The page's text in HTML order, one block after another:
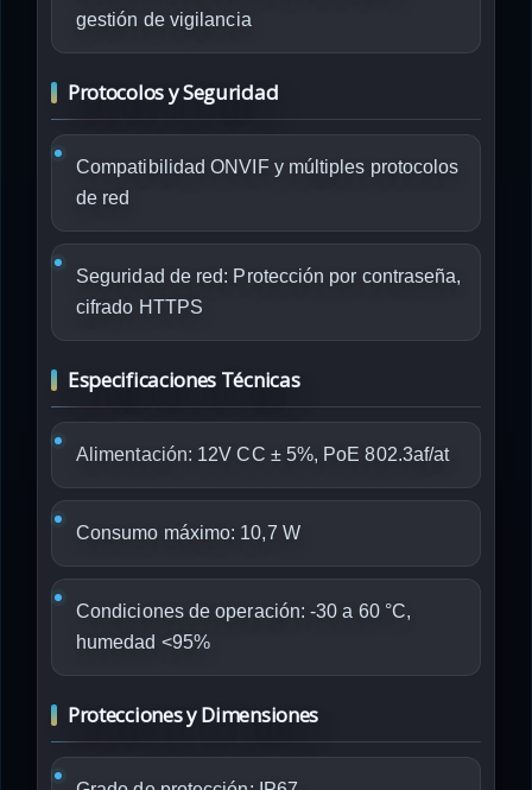
gestión de vigilancia
Protocolos y Seguridad
Compatibilidad ONVIF y múltiples protocolos
de red
Seguridad de red: Protección por contraseña,
cifrado HTTPS
Especificaciones Técnicas
Alimentación: 12V CC ± 5%, PoE 802.3af/at
Consumo máximo: 10,7 W
Condiciones de operación: -30 a 60 °C,
humedad <95%
Protecciones y Dimensiones